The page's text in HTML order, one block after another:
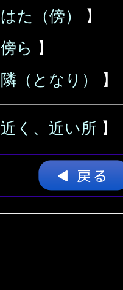
はた（傍）
】
傍ら 】
隣（となり） 】
近く、近い所 】